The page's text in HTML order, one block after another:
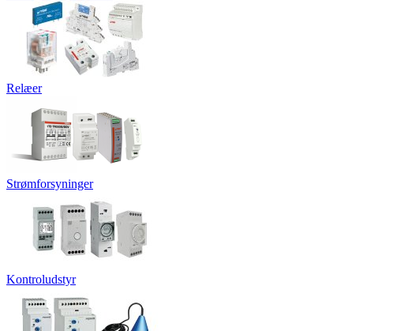
Relæer
Strømforsyninger
Kontroludstyr